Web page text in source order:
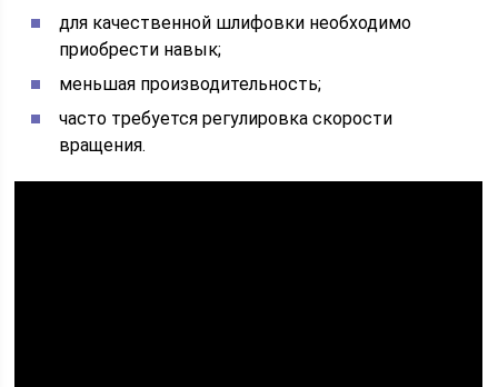
для качественной шлифовки необходимо
приобрести навык;
меньшая производительность;
часто требуется регулировка скорости
вращения.